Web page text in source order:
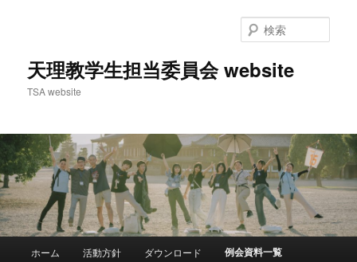
天理教学生担当委員会 website
TSA website
索
メ
ホーム 活動方針 ダウンロード 例会資料一覧